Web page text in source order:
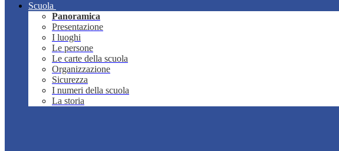
Scuola
Panoramica
Presentazione
I luoghi
Le persone
Le carte della scuola
Organizzazione
Sicurezza
I numeri della scuola
La storia